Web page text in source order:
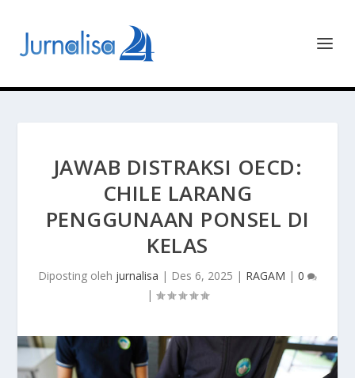
JAWAB DISTRAKSI OECD:
CHILE LARANG
PENGGUNAAN PONSEL DI
KELAS
Diposting oleh jurnalisa | Des 6, 2025 | RAGAM | 0
|